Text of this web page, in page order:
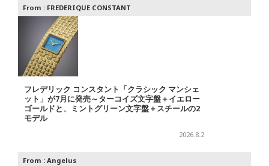
From : FREDERIQUE CONSTANT
フレデリック コンスタント「クラシック マンシェ
ット」が7月に発売～ターコイズ文字盤＋イエロー
ゴールドと、ミントグリーン文字盤＋スチールの2
モデル
2026.8.2
From : Angelus